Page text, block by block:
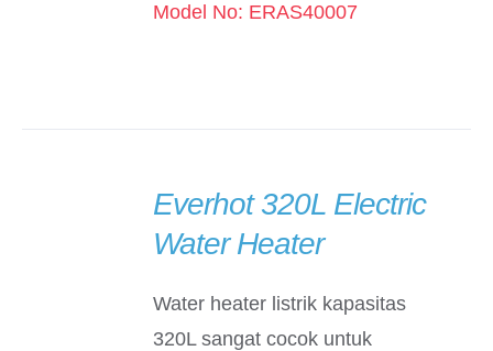
Model No: ERAS40007
Everhot 320L Electric
Water Heater
Water heater listrik kapasitas
320L sangat cocok untuk